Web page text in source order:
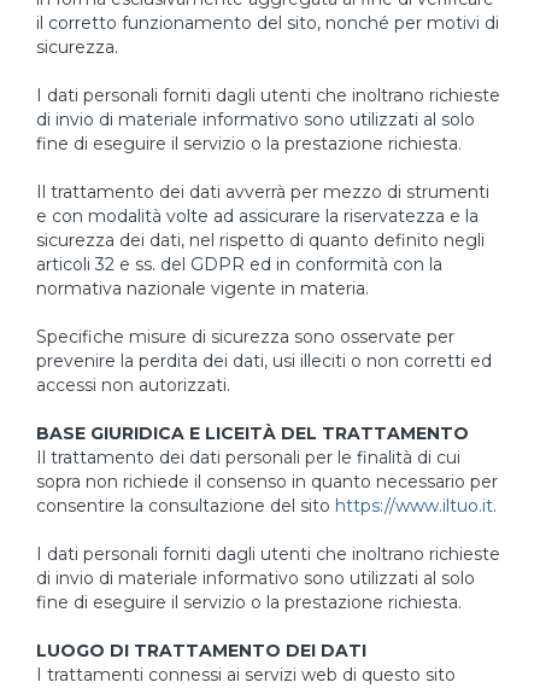
il corretto funzionamento del sito, nonché per motivi di
sicurezza.
I dati personali forniti dagli utenti che inoltrano richieste
di invio di materiale informativo sono utilizzati al solo
fine di eseguire il servizio o la prestazione richiesta.
Il trattamento dei dati avverrà per mezzo di strumenti
e con modalità volte ad assicurare la riservatezza e la
sicurezza dei dati, nel rispetto di quanto definito negli
articoli 32 e ss. del GDPR ed in conformità con la
normativa nazionale vigente in materia.
Specifiche misure di sicurezza sono osservate per
prevenire la perdita dei dati, usi illeciti o non corretti ed
accessi non autorizzati.
BASE GIURIDICA E LICEITÀ DEL TRATTAMENTO
Il trattamento dei dati personali per le finalità di cui
sopra non richiede il consenso in quanto necessario per
consentire la consultazione del sito https://www.iltuo.it.
I dati personali forniti dagli utenti che inoltrano richieste
di invio di materiale informativo sono utilizzati al solo
fine di eseguire il servizio o la prestazione richiesta.
LUOGO DI TRATTAMENTO DEI DATI
I trattamenti connessi ai servizi web di questo sito